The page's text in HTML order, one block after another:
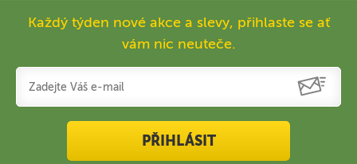
Každý týden nové akce a slevy, přihlaste se ať
vám nic neuteče.
PŘIHLÁSIT